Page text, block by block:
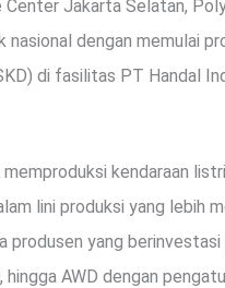
Jakarta Selatan,
dengan memulai
di fasilitas PT Handal
kendaraan
lini produksi yang lebih
yang
AWD dengan